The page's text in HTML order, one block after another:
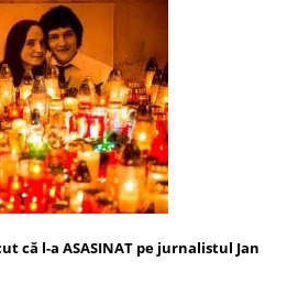
că l-a ASASINAT pe jurnalistul Jan